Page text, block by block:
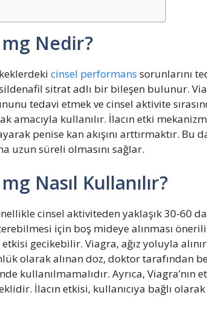
Nedir?
cinsel performans sorunlarını
sitrat adlı bir bileşen bulunur.
tedavi etmek ve cinsel aktivite
amacıyla kullanılır. İlacın etki
penise kan akışını arttırmaktır. Bu
uzun süreli olmasını sağlar.
Nasıl Kullanılır?
cinsel aktiviteden yaklaşık 30-60
için boş mideye alınması
etkisi gecikebilir. Viagra, ağız yoluyla
olarak alınan doz, doktor tarafından
kullanılmamalıdır. Ayrıca,
İlacın etkisi, kullanıcıya bağlı